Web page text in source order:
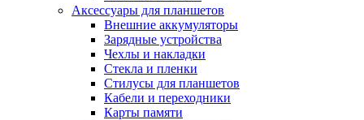
Аксессуары для планшетов
Внешние аккумуляторы
Зарядные устройства
Чехлы и накладки
Стекла и пленки
Стилусы для планшетов
Кабели и переходники
Карты памяти